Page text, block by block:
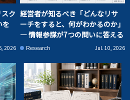
ク
を
2026
経営者が知るべき「どんなリサ
ーチをすると、何がわかるのか」
― 情報参謀が7つの問いに答える
Research Jul. 10, 2026